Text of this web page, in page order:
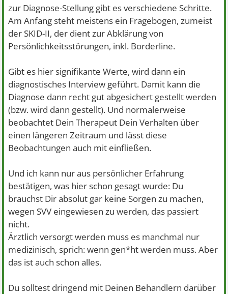
zur Diagnose-Stellung gibt es verschiedene Schritte.
Am Anfang steht meistens ein Fragebogen, zumeist
der SKID-II, der dient zur Abklärung von
Persönlichkeitsstörungen, inkl. Borderline.
Gibt es hier signifikante Werte, wird dann ein
diagnostisches Interview geführt. Damit kann die
Diagnose dann recht gut abgesichert gestellt werden
(bzw. wird dann gestellt). Und normalerweise
beobachtet Dein Therapeut Dein Verhalten über
einen längeren Zeitraum und lässt diese
Beobachtungen auch mit einfließen.
Und ich kann nur aus persönlicher Erfahrung
bestätigen, was hier schon gesagt wurde: Du
brauchst Dir absolut gar keine Sorgen zu machen,
wegen SVV eingewiesen zu werden, das passiert
nicht.
Ärztlich versorgt werden muss es manchmal nur
medizinisch, sprich: wenn gen*ht werden muss. Aber
das ist auch schon alles.
Du solltest dringend mit Deinen Behandlern darüber